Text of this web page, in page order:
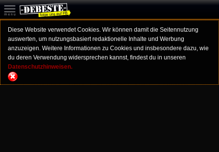
Diese Website verwendet Cookies. Wir können damit die Seitennutzung
auswerten, um nutzungsbasiert redaktionelle Inhalte und Werbung
anzuzeigen. Weitere Informationen zu Cookies und insbesondere dazu, wie
du deren Verwendung widersprechen kannst, findest du in unseren
Datenschutzhinweisen.